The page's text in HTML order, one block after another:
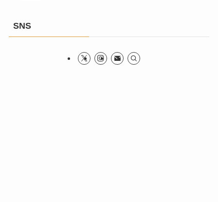
ス
SNS